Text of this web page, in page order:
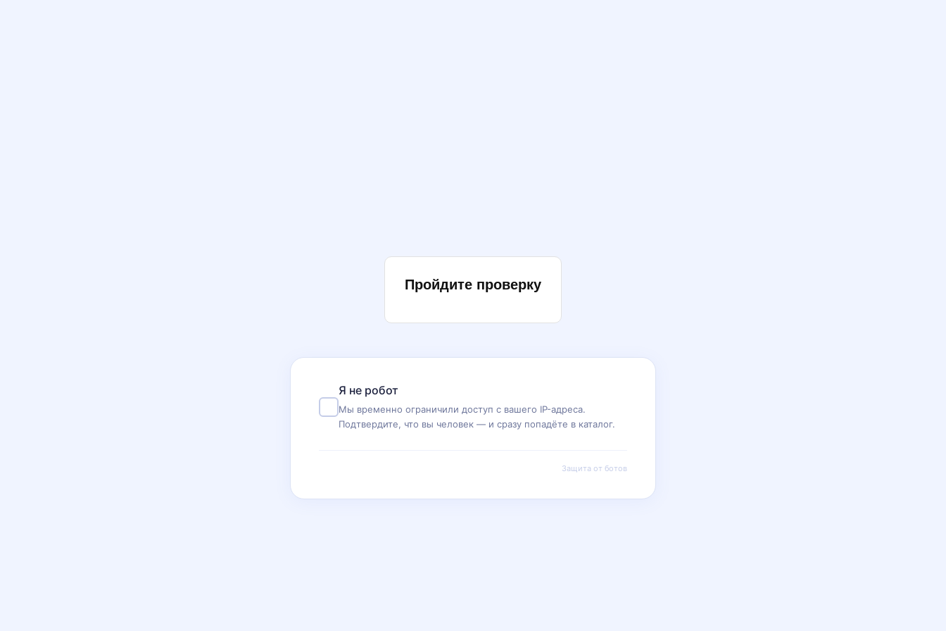
Пройдите проверку
Я не робот
Мы временно ограничили доступ с вашего IP-адреса.
Подтвердите, что вы человек — и сразу попадёте в каталог.
Защита от ботов